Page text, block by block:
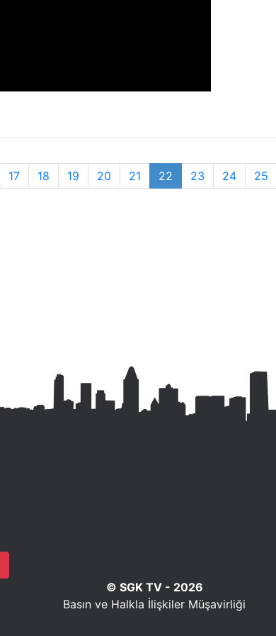
17 18 19 20 21 22 23 24 25
© SGK TV - 2026
Basın ve Halkla İlişkiler Müşavirliği